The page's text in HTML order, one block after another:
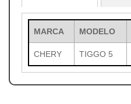
MARCA MODELO
CHERY TIGGO 5